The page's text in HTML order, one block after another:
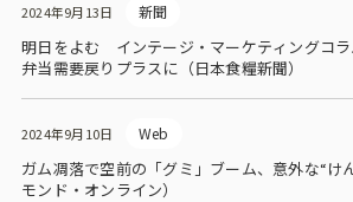
2024年9月13日 新聞
明日をよむ インテージ・マーケティングコ
弁当需要戻りプラスに（日本食糧新聞）
2024年9月10日 Web
ガム凋落で空前の「グミ」ブーム、意外な“け
モンド・オンライン）